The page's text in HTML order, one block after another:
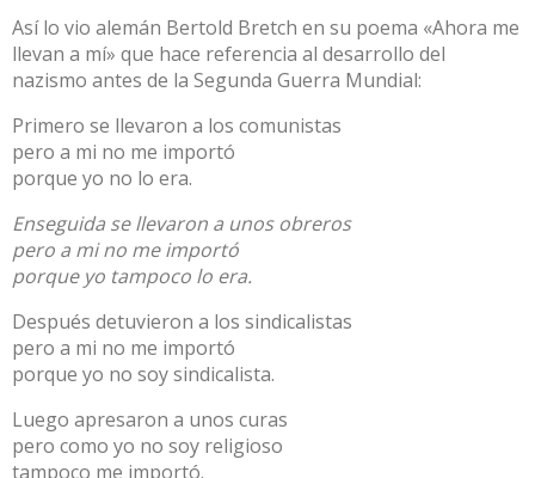
Así lo vio alemán Bertold Bretch en su poema «Ahora me
llevan a mí» que hace referencia al desarrollo del
nazismo antes de la Segunda Guerra Mundial:
Primero se llevaron a los comunistas
pero a mi no me importó
porque yo no lo era.
Enseguida se llevaron a unos obreros
pero a mi no me importó
porque yo tampoco lo era.
Después detuvieron a los sindicalistas
pero a mi no me importó
porque yo no soy sindicalista.
Luego apresaron a unos curas
pero como yo no soy religioso
tampoco me importó.